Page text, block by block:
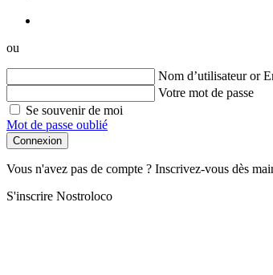
ou
Nom d’utilisateur or
Votre mot de passe
Se souvenir de moi
Mot de passe oublié
Connexion
Vous n'avez pas de compte ? Inscrivez-vous dès
S'inscrire Nostroloco